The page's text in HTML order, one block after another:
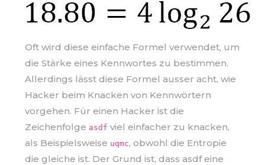
Oft wird diese einfache Formel verwendet, um
die Stärke eines Kennwortes zu bestimmen.
Allerdings lässt diese Formel ausser acht, wie
Hacker beim Knacken von Kennwörtern
vorgehen. Für einen Hacker ist die
Zeichenfolge asdf viel einfacher zu knacken,
als Beispielsweise uqmc, obwohl die Entropie
die gleiche ist. Der Grund ist, dass asdf eine